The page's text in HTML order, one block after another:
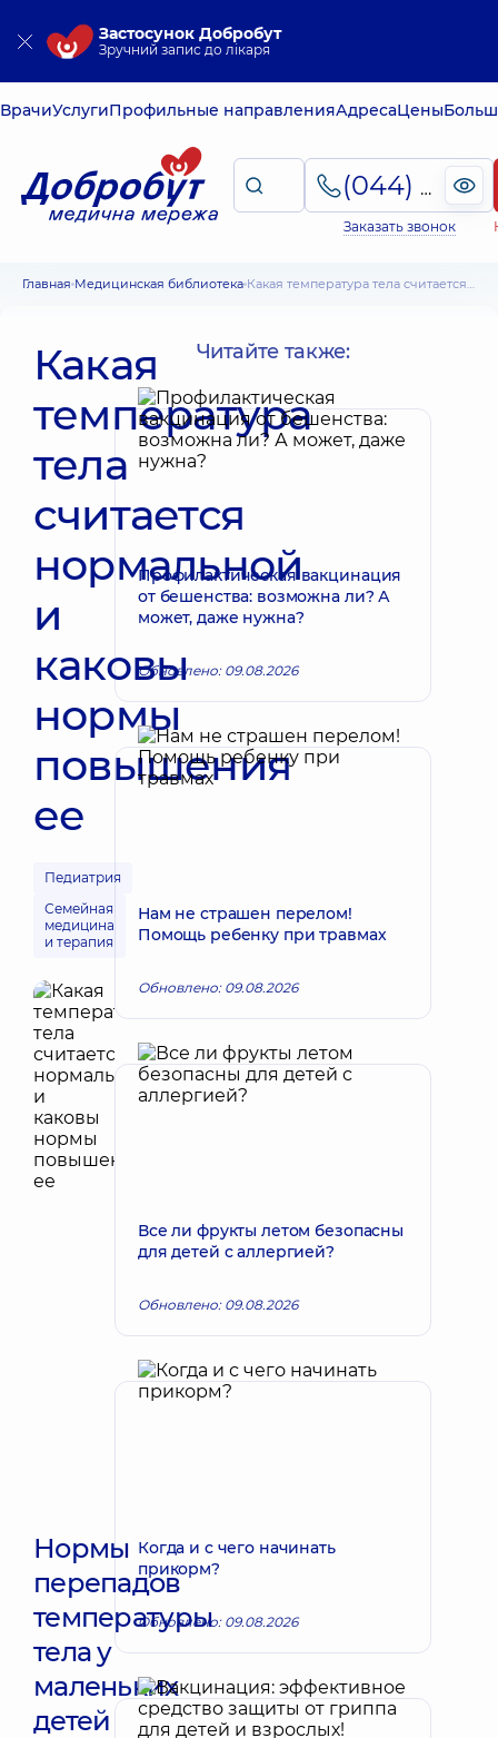
Застосунок Добробут
Зручний запис до лікаря
ВрачиУслугиПрофильные направленияАдресаЦены
(044) 495-2-888
Заказать звонок
Главная Медицинская библиотека Какая температура тела считается нормальной и каковы нормы повышения ее
Какая
температура
тела
считается
нормальной
и
каковы
нормы
повышения
ее
Педиатрия
Семейная
медицина
и терапия
Нормы
перепадов
температуры
тела у
маленьких
детей
Читайте также:
Профилактическая вакцинация
от бешенства: возможна ли? А
может, даже нужна?
Обновлено: 09.08.2026
Нам не страшен перелом!
Помощь ребенку при травмах
Обновлено: 09.08.2026
Все ли фрукты летом безопасны
для детей с аллергией?
Обновлено: 09.08.2026
Когда и с чего начинать
прикорм?
Обновлено: 09.08.2026